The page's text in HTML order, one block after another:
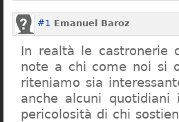
#1 Emanuel Baroz
In realtà le castronerie
note a chi come noi si
riteniamo sia
anche alcuni quotidiani
pericolosità di chi